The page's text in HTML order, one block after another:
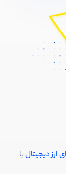
ارز دیجیتالبا